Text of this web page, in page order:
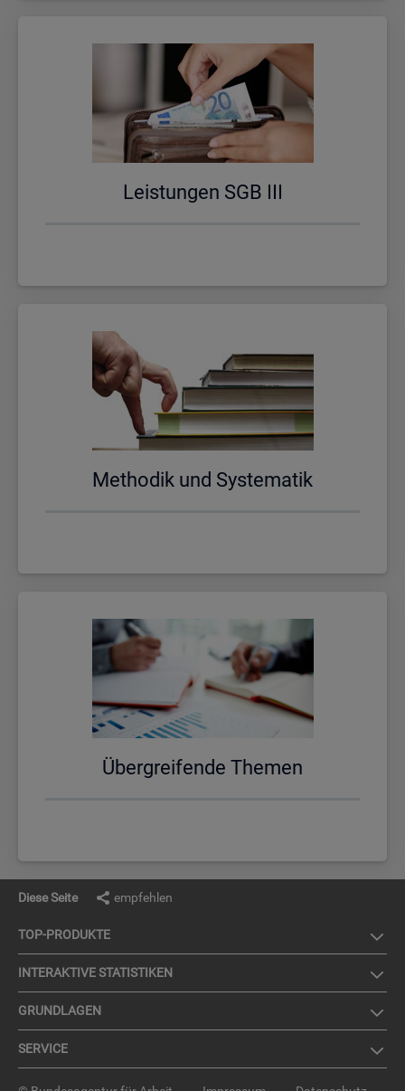
Leis­tun­gen SGB III
Me­tho­dik und Sys­te­ma­tik
Über­grei­fen­de The­men
Diese Seite empfehlen
TOP-PRO­DUK­TE
IN­TER­AK­TI­VE STA­TIS­TI­KEN
GRUND­LA­GEN
SER­VICE